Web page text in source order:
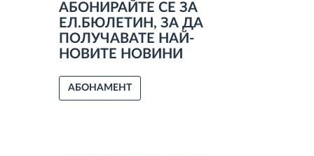
АБОНИРАЙТЕ СЕ ЗА
ЕЛ.БЮЛЕТИН, ЗА ДА
ПОЛУЧАВАТЕ НАЙ-
НОВИТЕ НОВИНИ
АБОНАМЕНТ